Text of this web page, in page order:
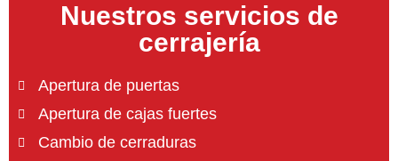
Nuestros servicios de
cerrajería
Apertura de puertas
Apertura de cajas fuertes
Cambio de cerraduras